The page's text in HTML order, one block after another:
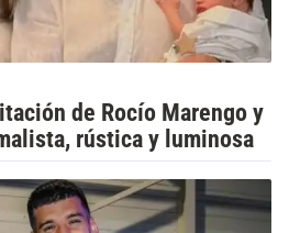
de Rocío Marengo y
rústica y luminosa